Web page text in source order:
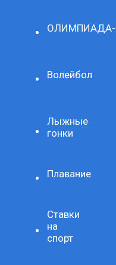
ОЛИМПИАДА-
Волейбол
Лыжные
гонки
Плавание
Ставки
на
спорт